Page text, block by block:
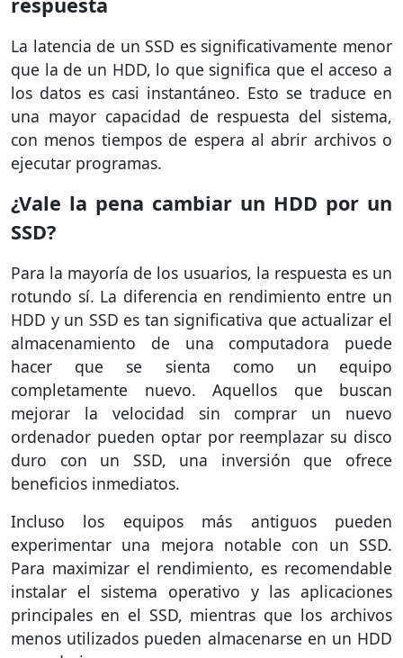
La latencia de un SSD es significativamente menor
que la de un HDD, lo que significa que el acceso a
los datos es casi instantáneo. Esto se traduce en
una mayor capacidad de respuesta del sistema,
con menos tiempos de espera al abrir archivos o
ejecutar programas.
¿Vale la pena cambiar un HDD por un
SSD?
Para la mayoría de los usuarios, la respuesta es un
rotundo sí. La diferencia en rendimiento entre un
HDD y un SSD es tan significativa que actualizar el
almacenamiento de una computadora puede
hacer que se sienta como un equipo
completamente nuevo. Aquellos que buscan
mejorar la velocidad sin comprar un nuevo
ordenador pueden optar por reemplazar su disco
duro con un SSD, una inversión que ofrece
beneficios inmediatos.
Incluso los equipos más antiguos pueden
experimentar una mejora notable con un SSD.
Para maximizar el rendimiento, es recomendable
instalar el sistema operativo y las aplicaciones
principales en el SSD, mientras que los archivos
menos utilizados pueden almacenarse en un HDD